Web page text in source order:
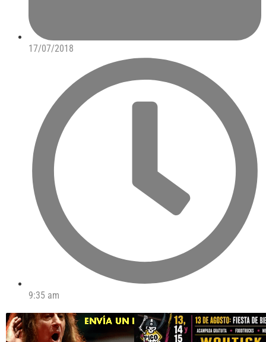
17/07/2018
9:35 am